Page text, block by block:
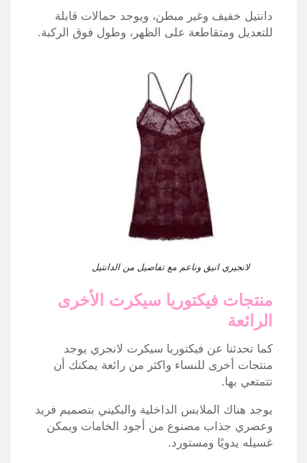
دانتيل خفيف وغير مبطن، ويوجد حمالات قابلة
للتعديل ومتقاطعة على الظهر، وطول فوق الركبة.
لانجيري انيق وناعم مع تفاصيل من الدانتيل
منتجات فيكتوريا سيكرت الأخرى
الرائعة
كما تحدثنا عن فيكتوريا سيكرت لانجري يوجد
منتجات أخرى للنساء واكثر من رائعة يمكنك أن
تتمتعي بها.
يوجد هناك الملابس الداخلية والبكيني بتصميم فريد
وعصري جذاب مصنوع من أجود الخامات ويمكن
غسيله يدويًا ومستورد.